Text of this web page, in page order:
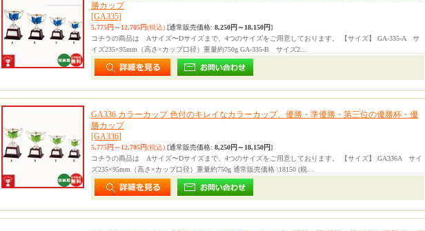
勝カップ
[GA335]
5,775円～12,705円(税込) [通常販売価格: 8,250円～18,150円]
コチラの商品は Aサイズ〜Dサイズまで、4つのサイズをご用意しております。 【サイズ】 GA-335-A サ
イズ235×95mm（高さ×カップ口径）重量約750g GA-335-B サイズ2…
GA336 カラーカップ 色付のキレイなカラーカップ、優勝・準優勝・第三位の優勝杯・優
勝カップ
[GA336]
5,775円～12,705円(税込) [通常販売価格: 8,250円～18,150円]
コチラの商品は Aサイズ〜Dサイズまで、4つのサイズをご用意しております。 【サイズ】 GA336A サイ
ズ235×95mm（高さ×カップ口径）重量約750g 通常販売価格 \18150 (税…